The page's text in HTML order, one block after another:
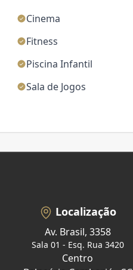
Cinema
Fitness
Piscina Infantil
Sala de Jogos
Localização
Av. Brasil, 3358
Sala 01 - Esq. Rua 3420
Centro